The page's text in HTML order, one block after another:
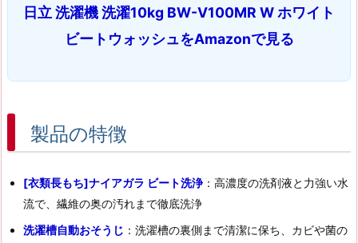
日立 洗濯機 洗濯10kg BW-V100MR W ホワイト
ビートウォッシュをAmazonで見る
製品の特徴
[衣類長もち]ナイアガラ ビート洗浄：高濃度の洗剤液と力強い水
流で、繊維の奥の汚れまで徹底洗浄
洗濯槽自動おそうじ ：洗濯槽の裏側まで清潔に保ち、カビや菌の